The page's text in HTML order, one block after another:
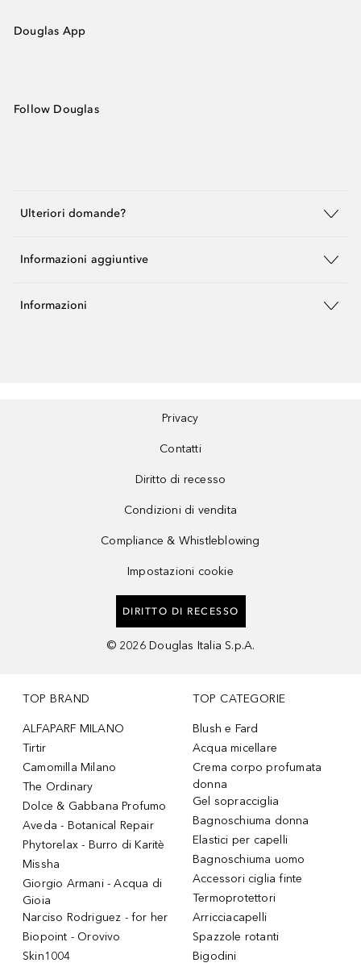
Douglas App
Follow Douglas
Ulteriori domande?
Informazioni aggiuntive
Informazioni
Privacy
Contatti
Diritto di recesso
Condizioni di vendita
Compliance & Whistleblowing
Impostazioni cookie
DIRITTO DI RECESSO
© 2026 Douglas Italia S.p.A.
TOP BRAND
ALFAPARF MILANO
Tirtir
Camomilla Milano
The Ordinary
Dolce & Gabbana Profumo
Aveda - Botanical Repair
Phytorelax - Burro di Karitè
Missha
Giorgio Armani - Acqua di
Gioia
Narciso Rodriguez - for her
Biopoint - Orovivo
Skin1004
TOP CATEGORIE
Blush e Fard
Acqua micellare
Crema corpo profumata
donna
Gel sopracciglia
Bagnoschiuma donna
Elastici per capelli
Bagnoschiuma uomo
Accessori ciglia finte
Termoprotettori
Arricciacapelli
Spazzole rotanti
Bigodini